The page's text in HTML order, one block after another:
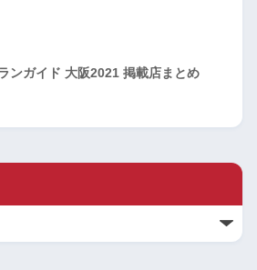
ンガイド 大阪2021 掲載店まとめ